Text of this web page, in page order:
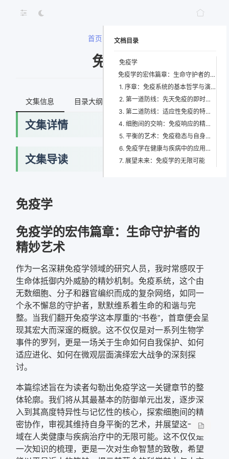
首页 免疫学
免疫学
文集信息 目录大纲 最新文档 知识宇宙
文集详情
文集导读
免疫学
免疫学的宏伟篇章：生命守护者的
精妙艺术
作为一名深耕免疫学领域的研究人员，我时常感叹于
生命体抵御内外威胁的精妙机制。免疫系统，这个由
无数细胞、分子和器官编织而成的复杂网络，如同一
个永不懈怠的守护者，默默维系着生命的和谐与完
整。当我们翻开免疫学这本厚重的“书卷”，首章便会呈
现其宏大而深邃的概貌。这不仅仅是对一系列生物学
事件的罗列，更是一场关于生命如何自我保护、如何
适应进化、如何在微观层面演绎宏大战争的深刻探
讨。
本篇综述旨在为读者勾勒出免疫学这一关键章节的整
体轮廓。我们将从其最基本的防御单元出发，逐步深
入到其高度特异性与记忆性的核心，探索细胞间的精
密协作，审视其维持自身平衡的艺术，并展望这一领
域在人类健康与疾病治疗中的无限可能。这不仅仅是
一次知识的梳理，更是一次对生命智慧的致敬，希望
文档目录
免疫学
免疫学的宏伟篇章：生命守护者的精妙艺术
1. 序章：免疫系统的基本哲学与演进
2. 第一道防线：先天免疫的即时响应
3. 第二道防线：适应性免疫的特异与记忆
4. 细胞间的交响：免疫响应的精密调控
5. 平衡的艺术：免疫稳态与自身耐受
6. 免疫学在健康与疾病中的应用前沿
7. 展望未来：免疫学的无限可能